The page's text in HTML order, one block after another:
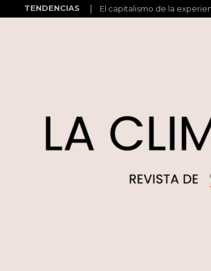
TENDENCIAS El capitalismo de la